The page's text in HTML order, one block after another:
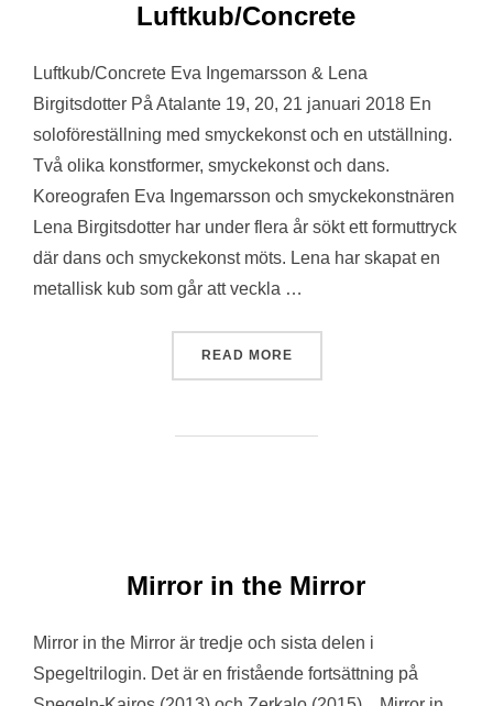
Luftkub/Concrete
Luftkub/Concrete Eva Ingemarsson & Lena
Birgitsdotter På Atalante 19, 20, 21 januari 2018 En
soloföreställning med smyckekonst och en utställning.
Två olika konstformer, smyckekonst och dans.
Koreografen Eva Ingemarsson och smyckekonstnären
Lena Birgitsdotter har under flera år sökt ett formuttryck
där dans och smyckekonst möts. Lena har skapat en
metallisk kub som går att veckla …
READ MORE“LUFTKUB/CONCRETE”
Mirror in the Mirror
Mirror in the Mirror är tredje och sista delen i
Spegeltrilogin. Det är en fristående fortsättning på